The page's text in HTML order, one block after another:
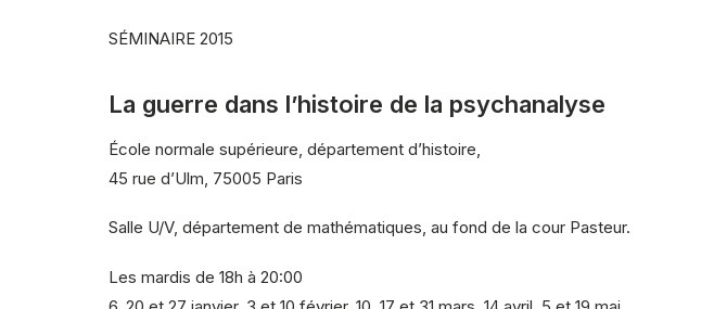
SÉMINAIRE 2015
La guerre dans l’histoire de la psychanalyse
École normale supérieure, département d’histoire,
45 rue d’Ulm, 75005 Paris
Salle U/V, département de mathématiques, au fond de la cour Pasteur.
Les mardis de 18h à 20:00